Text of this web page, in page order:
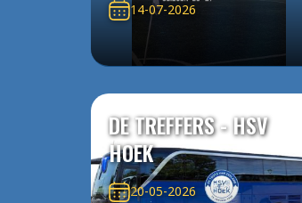
14-07-2026
DE TREFFERS - HSV
HOEK
20-05-2026